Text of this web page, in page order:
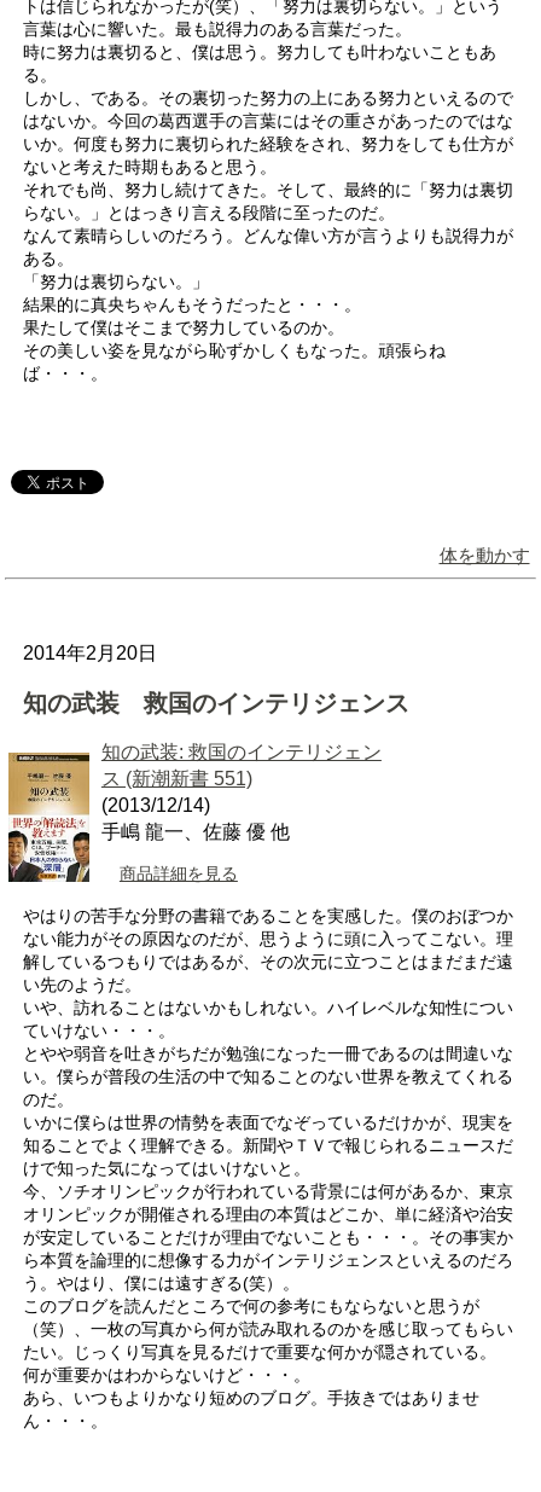
トは信じられなかったが(笑）、「努力は裏切らない。」という
言葉は心に響いた。最も説得力のある言葉だった。
時に努力は裏切ると、僕は思う。努力しても叶わないこともあ
る。
しかし、である。その裏切った努力の上にある努力といえるので
はないか。今回の葛西選手の言葉にはその重さがあったのではな
いか。何度も努力に裏切られた経験をされ、努力をしても仕方が
ないと考えた時期もあると思う。
それでも尚、努力し続けてきた。そして、最終的に「努力は裏切
らない。」とはっきり言える段階に至ったのだ。
なんて素晴らしいのだろう。どんな偉い方が言うよりも説得力が
ある。
「努力は裏切らない。」
結果的に真央ちゃんもそうだったと・・・。
果たして僕はそこまで努力しているのか。
その美しい姿を見ながら恥ずかしくもなった。頑張らね
ば・・・。
体を動かす
2014年2月20日
知の武装 救国のインテリジェンス
知の武装: 救国のインテリジェン
ス (新潮新書 551)
(2013/12/14)
手嶋 龍一、佐藤 優 他
商品詳細を見る
やはりの苦手な分野の書籍であることを実感した。僕のおぼつか
ない能力がその原因なのだが、思うように頭に入ってこない。理
解しているつもりではあるが、その次元に立つことはまだまだ遠
い先のようだ。
いや、訪れることはないかもしれない。ハイレベルな知性につい
ていけない・・・。
とやや弱音を吐きがちだが勉強になった一冊であるのは間違いな
い。僕らが普段の生活の中で知ることのない世界を教えてくれる
のだ。
いかに僕らは世界の情勢を表面でなぞっているだけかが、現実を
知ることでよく理解できる。新聞やＴＶで報じられるニュースだ
けで知った気になってはいけないと。
今、ソチオリンピックが行われている背景には何があるか、東京
オリンピックが開催される理由の本質はどこか、単に経済や治安
が安定していることだけが理由でないことも・・・。その事実か
ら本質を論理的に想像する力がインテリジェンスといえるのだろ
う。やはり、僕には遠すぎる(笑）。
このブログを読んだところで何の参考にもならないと思うが
（笑）、一枚の写真から何が読み取れるのかを感じ取ってもらい
たい。じっくり写真を見るだけで重要な何かが隠されている。
何が重要かはわからないけど・・・。
あら、いつもよりかなり短めのブログ。手抜きではありませ
ん・・・。